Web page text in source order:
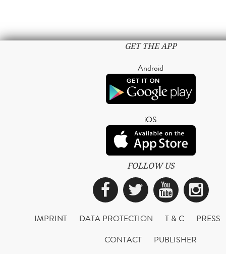
GET THE APP
Android
iOS
FOLLOW US
Facebook
Twitter
IMPRINT DATA PROTECTION T & C
PRESS
CONTACT
PUBLISHER